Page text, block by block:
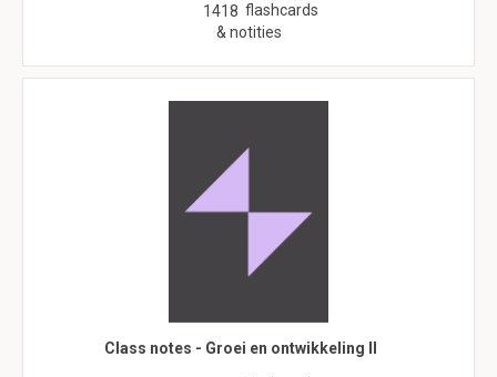
1418 flashcards
& notities
Class notes - Groei en ontwikkeling II